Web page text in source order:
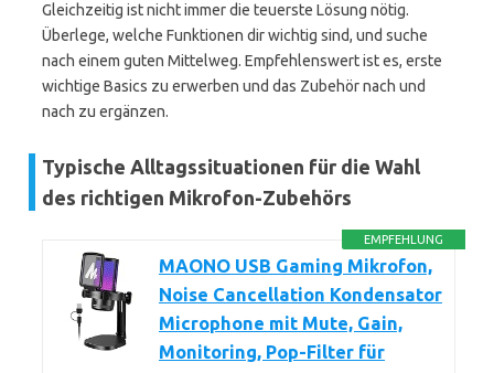
Gleichzeitig ist nicht immer die teuerste Lösung nötig.
Überlege, welche Funktionen dir wichtig sind, und suche
nach einem guten Mittelweg. Empfehlenswert ist es, erste
wichtige Basics zu erwerben und das Zubehör nach und
nach zu ergänzen.
Typische Alltagssituationen für die Wahl
des richtigen Mikrofon-Zubehörs
EMPFEHLUNG
MAONO USB Gaming Mikrofon,
Noise Cancellation Kondensator
Microphone mit Mute, Gain,
Monitoring, Pop-Filter für